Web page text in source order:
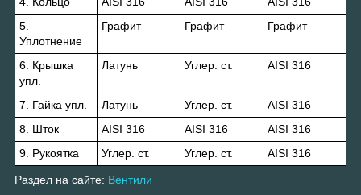
5.
Уплотнение
Графит Графит Графит
6. Крышка
упл.
Латунь Углер. ст. AISI 316
7. Гайка упл. Латунь Углер. ст.
AISI 316
8. Шток
AISI 316 AISI 316
AISI 316
9. Рукоятка
Углер. ст. Углер. ст. AISI 316
Раздел на сайте: Вентили